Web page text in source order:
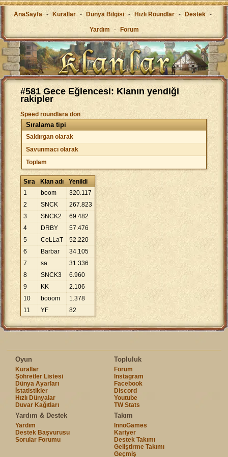
AnaSayfa - Kurallar - Dünya Bilgisi - Hızlı Roundlar - Destek -
Yardım - Forum
#581 Gece Eğlencesi: Klanın yendiği
rakipler
Speed roundlara dön
Sıralama tipi
Saldırgan olarak
Savunmacı olarak
Toplam
Sıra Klan adı
Yenildi
1
boom 320.117
2
SNCK 267.823
3
SNCK2 69.482
4
DRBY 57.476
5
CeLLaT 52.220
6
Barbar 34.105
7
sa 31.336
8
SNCK3 6.960
9
KK 2.106
10
booom 1.378
11
YF 82
Oyun
Kurallar
Şöhretler Listesi
Dünya Ayarları
İstatistikler
Hızlı Dünyalar
Duvar Kağıtları
Topluluk
Forum
Instagram
Facebook
Discord
Youtube
TW Stats
Yardım & Destek
Yardım
Destek Başvurusu
Sorular Forumu
Takım
InnoGames
Kariyer
Destek Takımı
Geliştirme Takımı
Geçmiş